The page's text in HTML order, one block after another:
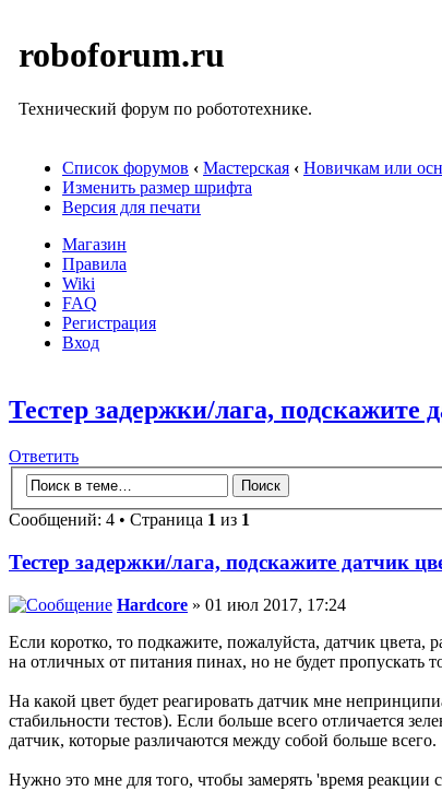
roboforum.ru
Технический форум по робототехнике.
Список форумов ‹ Мастерская ‹ Новичкам или
Изменить размер шрифта
Версия для печати
Магазин
Правила
Wiki
FAQ
Регистрация
Вход
Тестер задержки/лага, подскажите
Ответить
Сообщений: 4 • Страница 1 из 1
Тестер задержки/лага, подскажите датчик
Hardcore » 01 июл 2017, 17:24
Если коротко, то подкажите, пожалуйста, датчик цвета,
на отличных от питания пинах, но не будет пропускать
На какой цвет будет реагировать датчик мне
стабильности тестов). Если больше всего отличается
датчик, которые различаются между собой больше всего.
Нужно это мне для того, чтобы замерять 'время реакции